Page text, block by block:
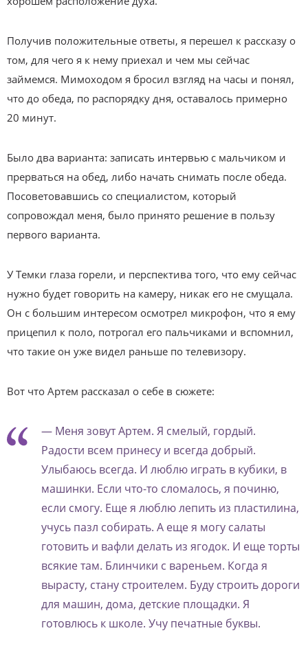
Получив положительные ответы, я перешел к рассказу о
том, для чего я к нему приехал и чем мы сейчас
займемся. Мимоходом я бросил взгляд на часы и понял,
что до обеда, по распорядку дня, оставалось примерно
20 минут.
Было два варианта: записать интервью с мальчиком и
прерваться на обед, либо начать снимать после обеда.
Посоветовавшись со специалистом, который
сопровождал меня, было принято решение в пользу
первого варианта.
У Темки глаза горели, и перспектива того, что ему сейчас
нужно будет говорить на камеру, никак его не смущала.
Он с большим интересом осмотрел микрофон, что я ему
прицепил к поло, потрогал его пальчиками и вспомнил,
что такие он уже видел раньше по телевизору.
Вот что Артем рассказал о себе в сюжете:
— Меня зовут Артем. Я смелый, гордый.
Радости всем принесу и всегда добрый.
Улыбаюсь всегда. И люблю играть в кубики, в
машинки. Если что-то сломалось, я починю,
если смогу. Еще я люблю лепить из пластилина,
учусь пазл собирать. А еще я могу салаты
готовить и вафли делать из ягодок. И еще торты
всякие там. Блинчики с вареньем. Когда я
вырасту, стану строителем. Буду строить дороги
для машин, дома, детские площадки. Я
готовлюсь к школе. Учу печатные буквы.